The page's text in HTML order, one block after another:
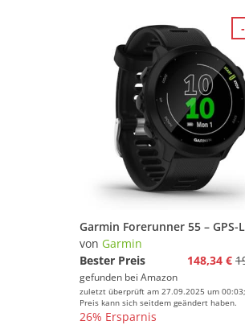
von Garmin
Bester Preis
148,34 €
gefunden bei Amazon
zuletzt überprüft am 27.09.2025 um
Preis kann sich seitdem geändert haben.
26% Ersparnis